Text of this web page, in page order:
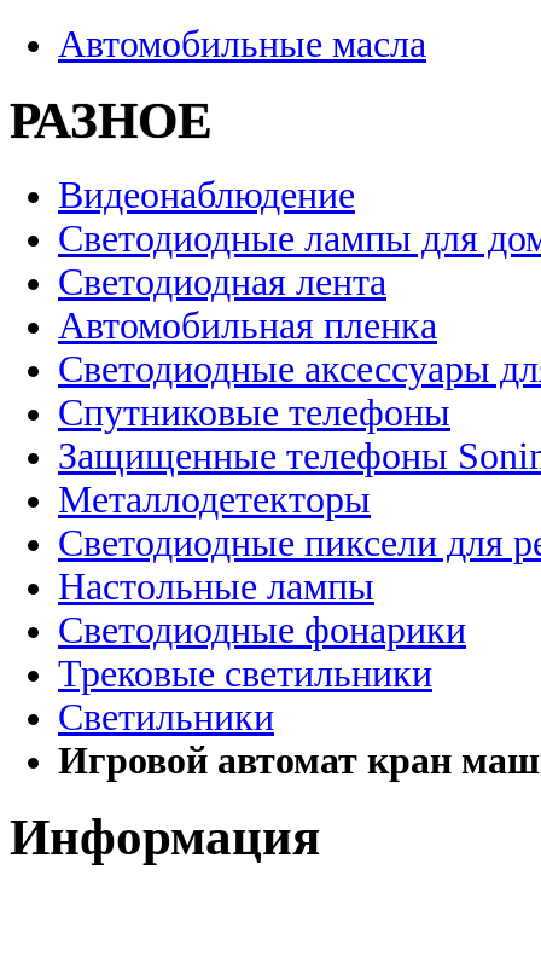
Автомобильные масла
РАЗНОЕ
Видеонаблюдение
Светодиодные лампы для
Светодиодная лента
Автомобильная пленка
Светодиодные аксессуары
Спутниковые телефоны
Защищенные телефоны
Металлодетекторы
Светодиодные пиксели для
Настольные лампы
Светодиодные фонарики
Трековые светильники
Светильники
Игровой автомат кран
Информация